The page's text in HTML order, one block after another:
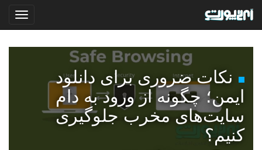
نکات ضروری برای دانلود
ایمن؛ چگونه از ورود به دام
سایت‌های مخرب جلوگیری
کنیم؟